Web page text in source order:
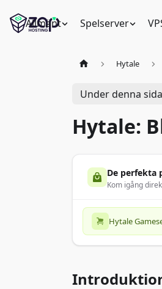
Allmänt Spelserver
Hytale
Under denna sida
Hytale:
De perfekta
Kom igång
Hytale